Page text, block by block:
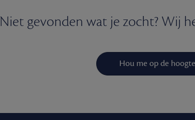
Niet gevonden wat je zocht? Wij
Hou me op de hoogte